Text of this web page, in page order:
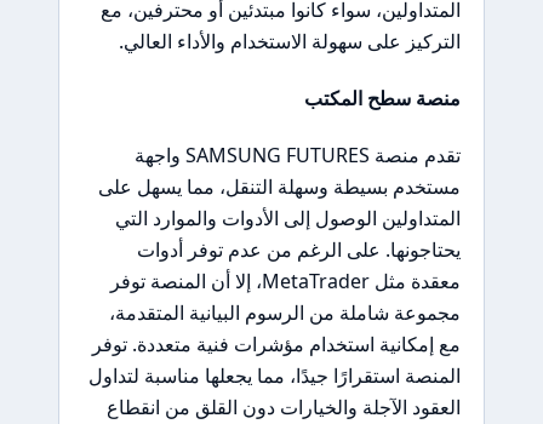
المتداولين، سواء كانوا مبتدئين أو محترفين، مع
التركيز على سهولة الاستخدام والأداء العالي.
منصة سطح المكتب
تقدم منصة SAMSUNG FUTURES واجهة
مستخدم بسيطة وسهلة التنقل، مما يسهل على
المتداولين الوصول إلى الأدوات والموارد التي
يحتاجونها. على الرغم من عدم توفر أدوات
معقدة مثل MetaTrader، إلا أن المنصة توفر
مجموعة شاملة من الرسوم البيانية المتقدمة،
مع إمكانية استخدام مؤشرات فنية متعددة. توفر
المنصة استقرارًا جيدًا، مما يجعلها مناسبة لتداول
العقود الآجلة والخيارات دون القلق من انقطاع